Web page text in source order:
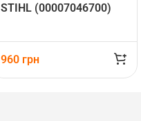
STIHL (00007046700)
960 грн